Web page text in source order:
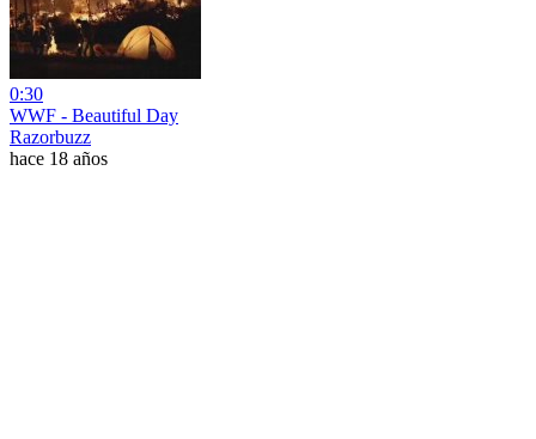
0:30
WWF - Beautiful Day
Razorbuzz
hace 18 años